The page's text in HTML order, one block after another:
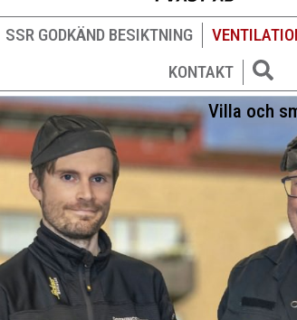
SSR GODKÄND BESIKTNING
Villa och
KONTAKT